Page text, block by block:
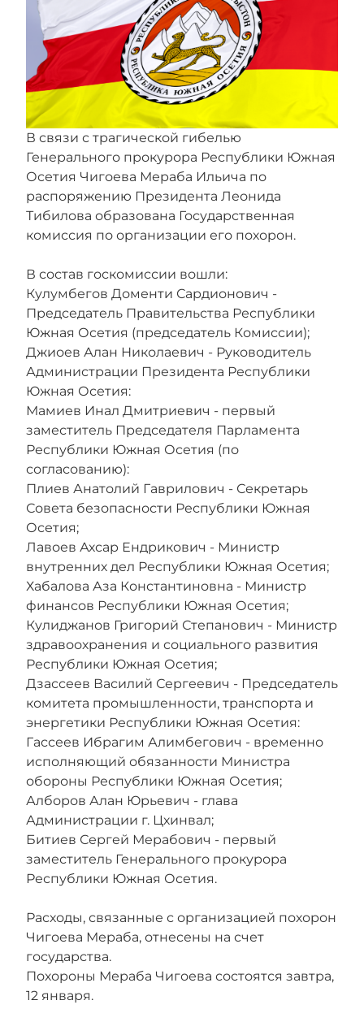
В связи с трагической гибелью
Генерального прокурора Республики Южная
Осетия Чигоева Мераба Ильича по
распоряжению Президента Леонида
Тибилова образована Государственная
комиссия по организации его похорон.
В состав госкомиссии вошли:
Кулумбегов Доменти Сардионович -
Председатель Правительства Республики
Южная Осетия (председатель Комиссии);
Джиоев Алан Николаевич - Руководитель
Администрации Президента Республики
Южная Осетия:
Мамиев Инал Дмитриевич - первый
заместитель Председателя Парламента
Республики Южная Осетия (по
согласованию):
Плиев Анатолий Гаврилович - Секретарь
Совета безопасности Республики Южная
Осетия;
Лавоев Ахсар Ендрикович - Министр
внутренних дел Республики Южная Осетия;
Хабалова Аза Константиновна - Министр
финансов Республики Южная Осетия;
Кулиджанов Григорий Степанович - Министр
здравоохранения и социального развития
Республики Южная Осетия;
Дзассеев Василий Сергеевич - Председатель
комитета промышленности, транспорта и
энергетики Республики Южная Осетия:
Гассеев Ибрагим Алимбегович - временно
исполняющий обязанности Министра
обороны Республики Южная Осетия;
Алборов Алан Юрьевич - глава
Администрации г. Цхинвал;
Битиев Сергей Мерабович - первый
заместитель Генерального прокурора
Республики Южная Осетия.
Расходы, связанные с организацией похорон
Чигоева Мераба, отнесены на счет
государства.
Похороны Мераба Чигоева состоятся завтра,
12 января.